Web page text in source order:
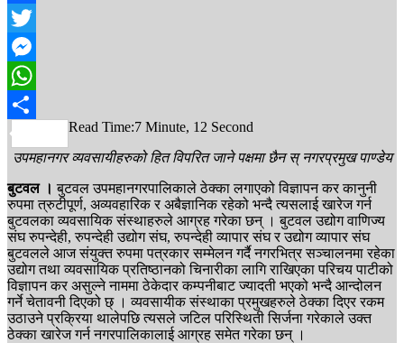
Facebook
Twitter
Messenger
WhatsApp
Share
Read Time:7 Minute, 12 Second
उपमहानगर व्यवसायीहरुको हित विपरित जाने पक्षमा छैन स् नगरप्रमुख पाण्डेय
बुटवल । बुटवल उपमहानगरपालिकाले ठेक्का लगाएको विज्ञापन कर कानुनी
रुपमा त्रुटीपूर्ण, अव्यवहारिक र अबैज्ञानिक रहेको भन्दै त्यसलाई खारेज गर्न
बुटवलका व्यवसायिक संस्थाहरुले आग्रह गरेका छन् । बुटवल उद्योग वाणिज्य
संघ रुपन्देही, रुपन्देही उद्योग संघ, रुपन्देही व्यापार संघ र उद्योग व्यापार संघ
बुटवलले आज संयुक्त रुपमा पत्रकार सम्मेलन गर्दै नगरभित्र सञ्चालनमा रहेका
उद्योग तथा व्यवसायिक प्रतिष्ठानको चिनारीका लागि राखिएका परिचय पाटीको
विज्ञापन कर असुल्ने नाममा ठेकेदार कम्पनीबाट ज्यादती भएको भन्दै आन्दोलन
गर्ने चेतावनी दिएको छ् । व्यवसायीक संस्थाका प्रमुखहरुले ठेक्का दिएर रकम
उठाउने प्रक्रिया थालेपछि त्यसले जटिल परिस्थिती सिर्जना गरेकाले उक्त
ठेक्का खारेज गर्न नगरपालिकालाई आग्रह समेत गरेका छन् ।